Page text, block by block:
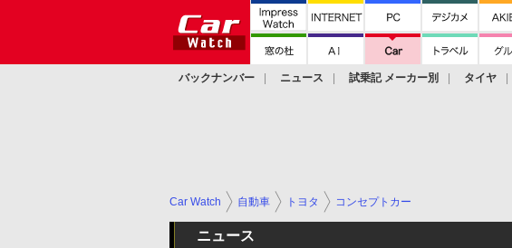
バックナンバー ニュース 試乗記 メーカー別 タイヤ
Car Watch 自動車 トヨタ コンセプトカー
ニュース